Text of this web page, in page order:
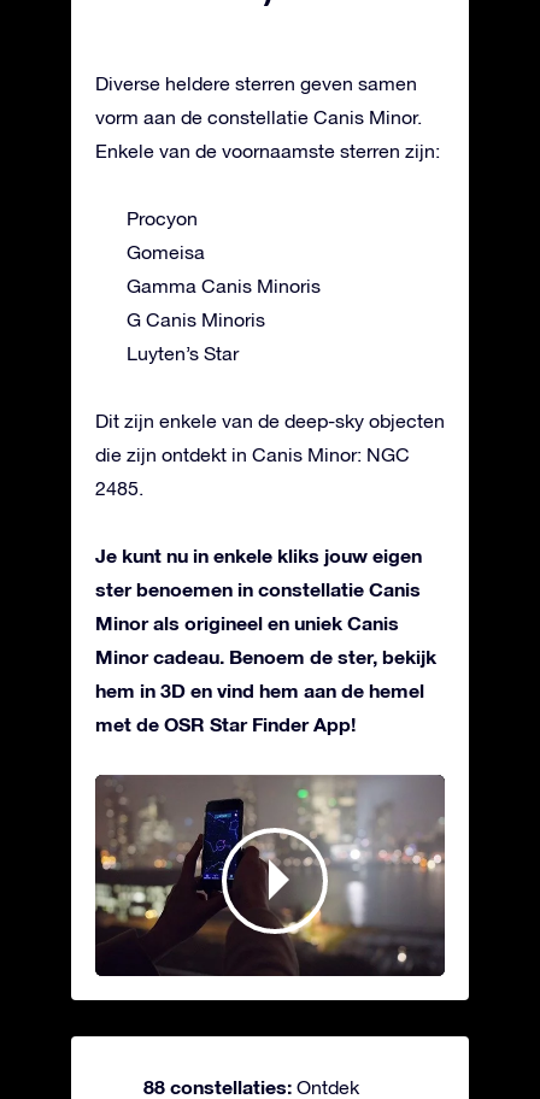
Diverse heldere sterren geven samen
vorm aan de constellatie Canis Minor.
Enkele van de voornaamste sterren zijn:
Procyon
Gomeisa
Gamma Canis Minoris
G Canis Minoris
Luyten’s Star
Dit zijn enkele van de deep-sky objecten
die zijn ontdekt in Canis Minor: NGC
2485.
Je kunt nu in enkele kliks jouw eigen
ster benoemen in constellatie Canis
Minor als origineel en uniek Canis
Minor cadeau. Benoem de ster, bekijk
hem in 3D en vind hem aan de hemel
met de OSR Star Finder App!
88 constellaties: Ontdek